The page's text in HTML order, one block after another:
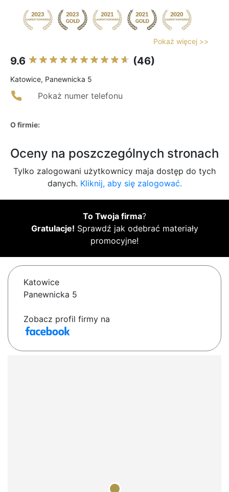
Pokaż więcej >>
9.6 (46)
Katowice, Panewnicka 5
Pokaż numer telefonu
O firmie:
Oceny na poszczególnych stronach
Tylko zalogowani użytkownicy maja dostęp do tych
danych. Kliknij, aby się zalogować.
To Twoja firma?
Gratulacje! Sprawdź jak odebrać materiały
promocyjne!
Katowice
Panewnicka 5
Zobacz profil firmy na